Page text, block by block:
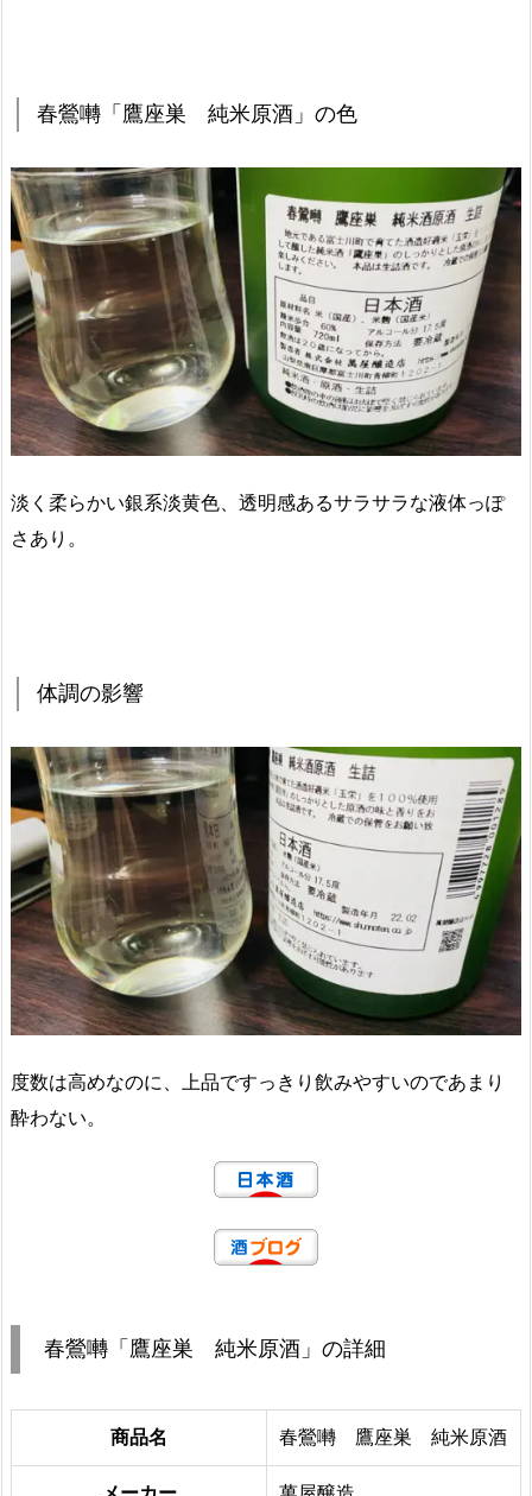
春鶯囀「鷹座巣 純米原酒」の色
淡く柔らかい銀系淡黄色、透明感あるサラサラな液体っぽ
さあり。
体調の影響
度数は高めなのに、上品ですっきり飲みやすいのであまり
酔わない。
春鶯囀「鷹座巣 純米原酒」の詳細
商品名 春鶯囀 鷹座巣 純米原酒